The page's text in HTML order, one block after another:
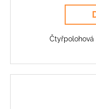
Čtyřpolohová